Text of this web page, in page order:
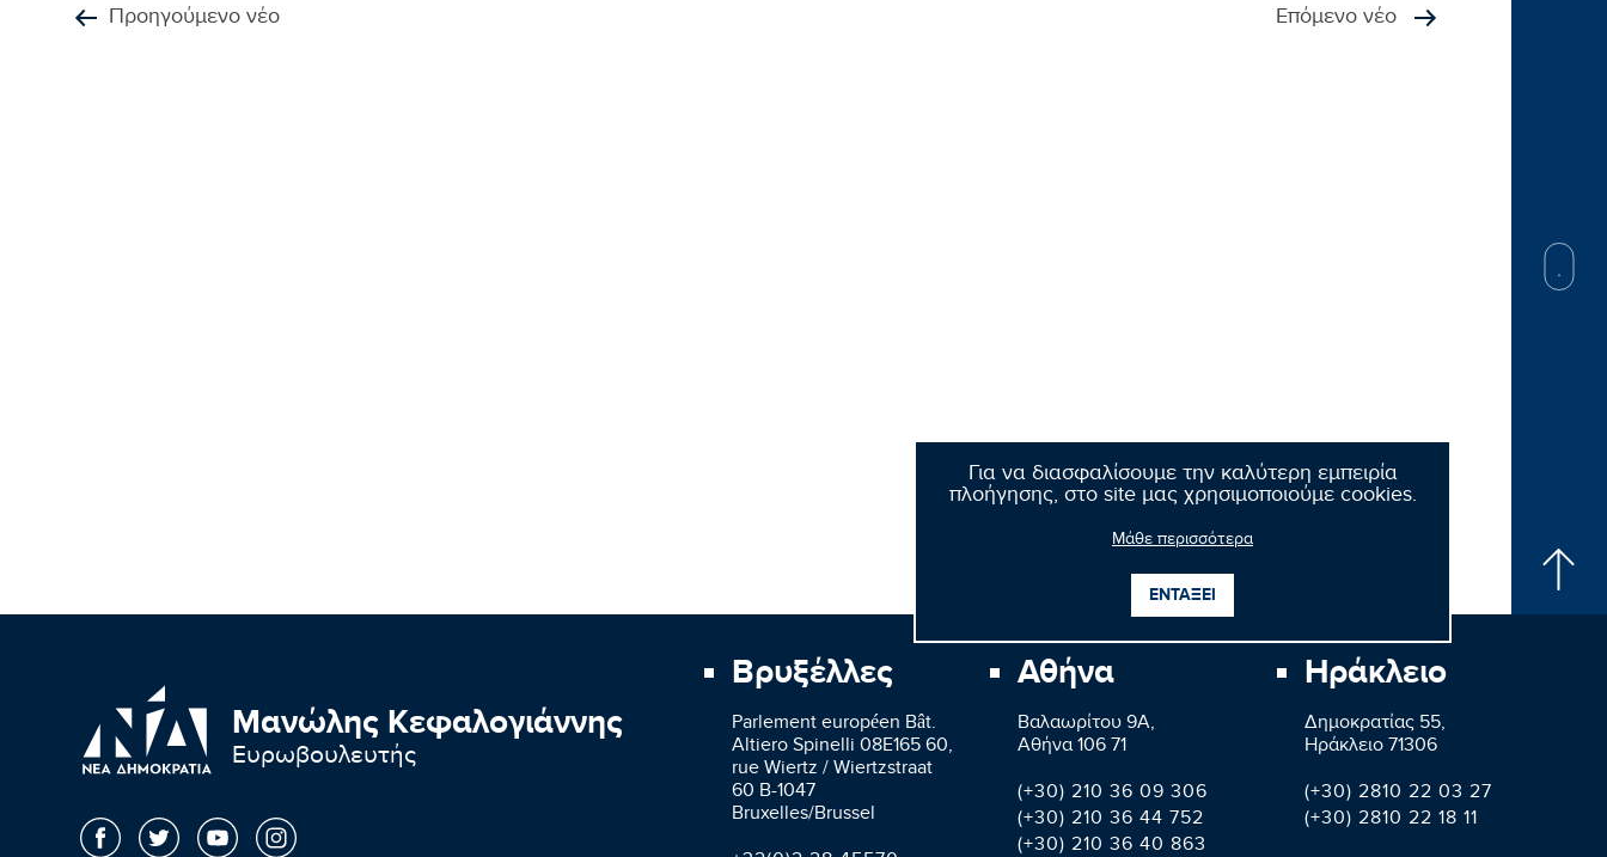
Για να διασφαλίσουμε την καλύτερη εμπειρία
πλοήγησης, στο site μας χρησιμοποιούμε cookies.
Μάθε περισσότερα
ΕΝΤΑΞΕΙ
Προηγούμενο νέο Επόμενο νέο
Μανώλης Κεφαλογιάννης
Ευρωβουλευτής
Βρυξέλλες
Parlement européen Bât.
Altiero Spinelli 08E165 60,
rue Wiertz / Wiertzstraat
60 B-1047
Bruxelles/Brussel
Αθήνα
Βαλαωρίτου 9A,
Aθήνα 106 71
(+30) 210 36 09 306
(+30) 210 36 44 752
(+30) 210 36 40 863
Ηράκλειο
Δημοκρατίας 55,
Ηράκλειο 71306
(+30) 2810 22 03 27
(+30) 2810 22 18 11